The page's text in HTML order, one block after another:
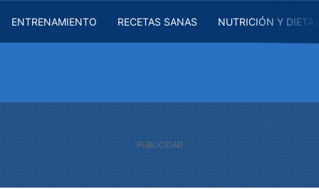
ENTRENAMIENTO RECETAS SANAS NUTRICIÓN Y